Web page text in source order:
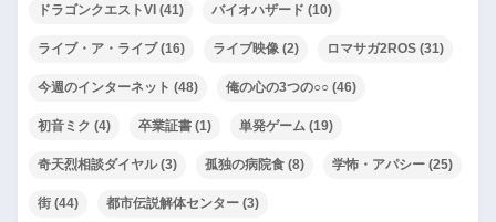
ドラゴンクエストVI (41) バイオハザード (10)
ライブ・ア・ライブ(16) ライブ映像 (2) ロマサガ2ROS (31)
今週のインターネット (48) 俺の心の3つの○○ (46)
初音ミク (4) 卒業証書 (1) 単発ゲーム (19)
奇天烈相談ダイヤル(3) 孤独の病院食 (8) 学怖・アパシー (25)
街 (44) 都市伝説解体センター (3)